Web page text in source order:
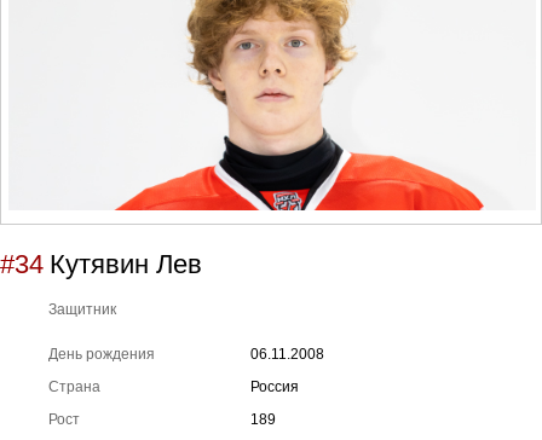
#34 Кутявин Лев
Защитник
День рождения
Страна
Рост
06.11.2008
Россия
189